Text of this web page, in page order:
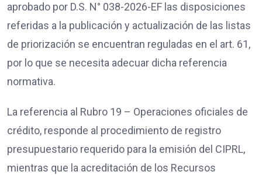
aprobado por D.S. N° 038-2026-EF las disposiciones
referidas a la publicación y actualización de las listas
de priorización se encuentran reguladas en el art. 61,
por lo que se necesita adecuar dicha referencia
normativa.
La referencia al Rubro 19 – Operaciones oficiales de
crédito, responde al procedimiento de registro
presupuestario requerido para la emisión del CIPRL,
mientras que la acreditación de los Recursos